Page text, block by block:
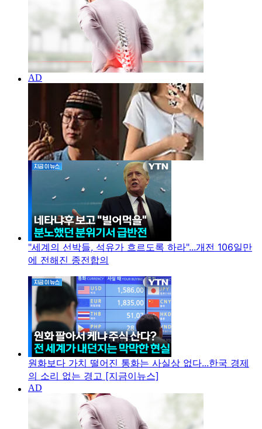
"세계의 선박들, 석유가 흐르도록 하라"...개전 106일만
에 전해진 종전합의
원화보다 가치 떨어진 통화는 사실상 없다...한국 경제
의 소리 없는 경고 [지금이뉴스]